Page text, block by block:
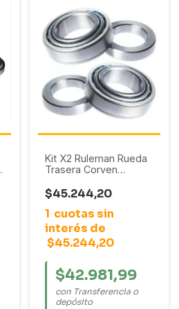
Kit X2 Ruleman Rueda
Trasera Corven
20 / S10 (SET-10)
$45.244,20
1 cuotas sin
interés de
$45.244,20
$42.981,99
con Transferencia o
depósito